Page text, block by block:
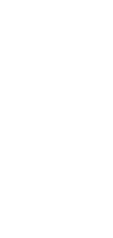
レタン1%
、130cm、